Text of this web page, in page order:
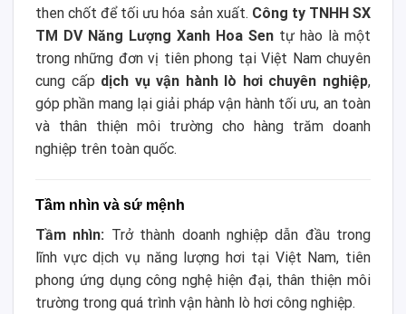
then chốt để tối ưu hóa sản xuất. Công ty TNHH SX
TM DV Năng Lượng Xanh Hoa Sen tự hào là một
trong những đơn vị tiên phong tại Việt Nam chuyên
cung cấp dịch vụ vận hành lò hơi chuyên nghiệp,
góp phần mang lại giải pháp vận hành tối ưu, an toàn
và thân thiện môi trường cho hàng trăm doanh
nghiệp trên toàn quốc.
Tầm nhìn và sứ mệnh
Tầm nhìn: Trở thành doanh nghiệp dẫn đầu trong
lĩnh vực dịch vụ năng lượng hơi tại Việt Nam, tiên
phong ứng dụng công nghệ hiện đại, thân thiện môi
trường trong quá trình vận hành lò hơi công nghiệp.